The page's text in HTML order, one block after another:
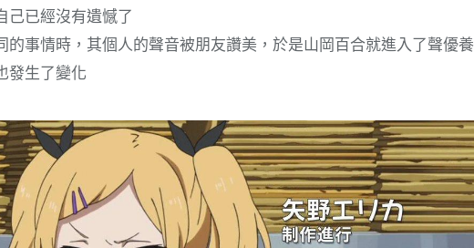
己已經沒有遺憾了
的事情時，其個人的聲音被朋友讚美，於是山岡百合就進入了聲優養
發生了變化